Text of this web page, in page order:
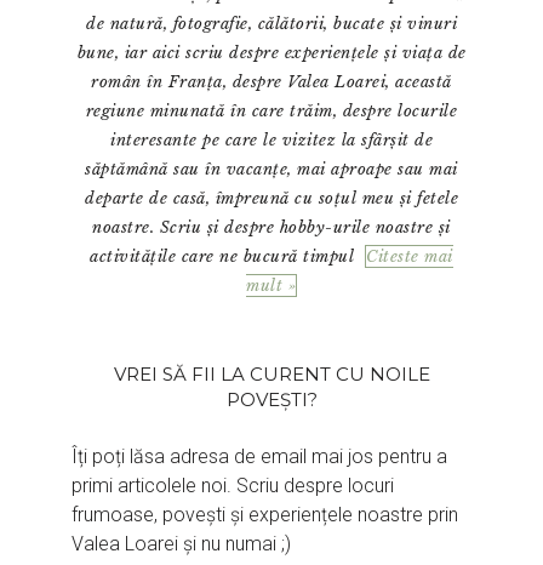
de natură, fotografie, călătorii, bucate și vinuri
bune, iar aici scriu despre experiențele și viața de
român în Franța, despre Valea Loarei, această
regiune minunată în care trăim, despre locurile
interesante pe care le vizitez la sfârșit de
săptămână sau în vacanțe, mai aproape sau mai
departe de casă, împreună cu soțul meu și fetele
noastre. Scriu și despre hobby-urile noastre și
activitățile care ne bucură timpul
Citeste mai
mult »
VREI SĂ FII LA CURENT CU NOILE
POVEȘTI?
Îți poți lăsa adresa de email mai jos pentru a
primi articolele noi. Scriu despre locuri
frumoase, povești și experiențele noastre prin
Valea Loarei și nu numai ;)